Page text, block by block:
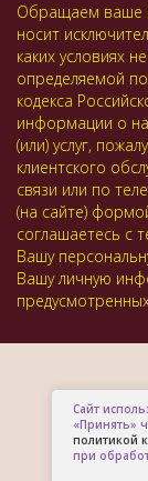
Обращаем ваше
носит
каких условиях
определяемой
кодекса
информации о
(или) услуг,
клиентского
связи или по
(на сайте)
соглашаетесь с
Вашу
Вашу личную
Сайт
«Принять»
политикой
при